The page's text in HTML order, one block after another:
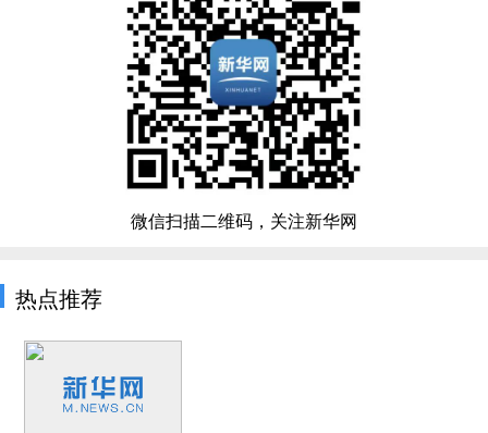
微信扫描二维码，关注新华网
热点推荐